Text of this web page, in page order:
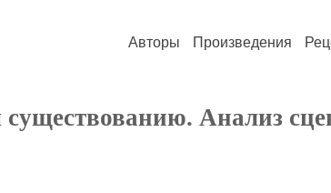
Авторы Произведения
Анализ